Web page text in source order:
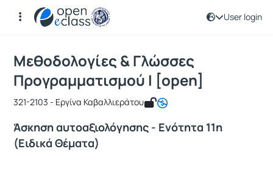
User login
Course : Μεθοδολογίες & Γλώσσες
Course code : ICSD128
Μεθοδολογίες & Γλώσσες
Προγραμματισμού Ι [open]
321-2103 - Εργίνα Καβαλλιεράτου
Άσκηση αυτοαξιολόγησης - Ενότητα 11η
(Ειδικά Θέματα)